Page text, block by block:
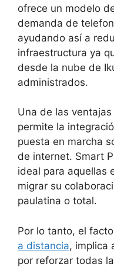
ofrece un modelo
demanda de
ayudando así a
infraestructura ya
desde la nube de
administrados.
Una de las
permite la
puesta en marcha
de internet. Smart
ideal para aquellas
migrar su
paulatina o total.
Por lo tanto, el
a distancia, implica
por reforzar todas